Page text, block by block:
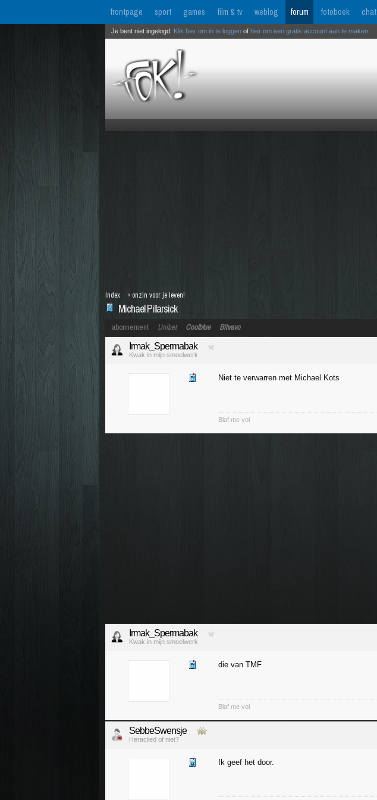
frontpage sport games film & tv weblog forum fotoboek chat
Je bent niet ingelogd. Klik hier om in te loggen of hier om een gratis account aan te maken
Michael Pillarsick
Index » onzin voor je leven!
abonnement Unibet Coolblue Bitvavo
Irmak_Spermabak
Kwak in mijn smoelwerk
Niet te verwarren met Michael Kots
Blaf me vol
Irmak_Spermabak
Kwak in mijn smoelwerk
die van TMF
Blaf me vol
SebbeSwensje
Heraclied of niet?
Ik geef het door.